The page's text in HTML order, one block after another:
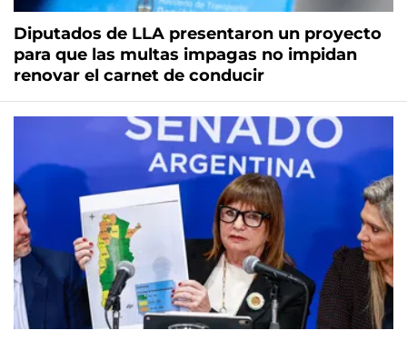
Diputados de LLA presentaron un proyecto
para que las multas impagas no impidan
renovar el carnet de conducir